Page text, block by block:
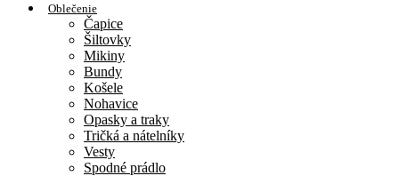
Oblečenie
Čapice
Šiltovky
Mikiny
Bundy
Košele
Nohavice
Opasky a traky
Tričká a nátelníky
Vesty
Spodné prádlo